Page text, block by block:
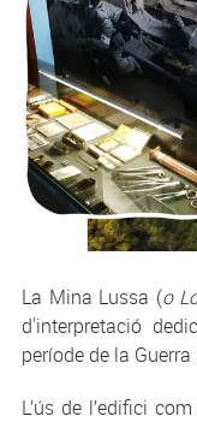
La Mina Lussa (o
d'interpretació
període de la Guerra
L’ús de l’edifici